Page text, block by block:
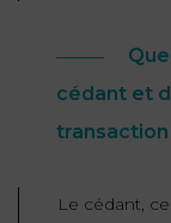
cédant et
transaction
Le cédant,